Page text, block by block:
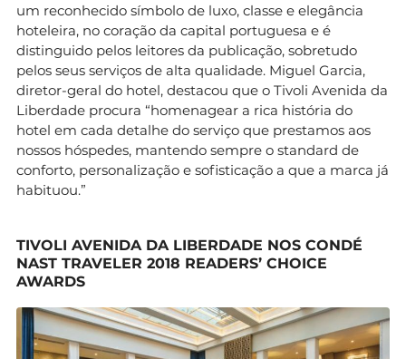
um reconhecido símbolo de luxo, classe e elegância
hoteleira, no coração da capital portuguesa e é
distinguido pelos leitores da publicação, sobretudo
pelos seus serviços de alta qualidade. Miguel Garcia,
diretor-geral do hotel, destacou que o Tivoli Avenida da
Liberdade procura “homenagear a rica história do
hotel em cada detalhe do serviço que prestamos aos
nossos hóspedes, mantendo sempre o standard de
conforto, personalização e sofisticação a que a marca já
habituou.”
TIVOLI AVENIDA DA LIBERDADE NOS CONDÉ
NAST TRAVELER 2018 READERS’ CHOICE
AWARDS